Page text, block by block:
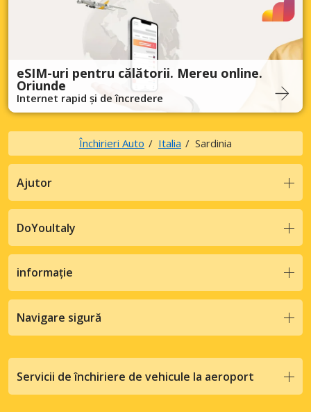
eSIM-uri pentru călătorii. Mereu online.
Oriunde
Internet rapid și de încredere
Închirieri Auto Italia Sardinia
Ajutor
DoYouItaly
informație
Navigare sigură
Servicii de închiriere de vehicule la aeroport